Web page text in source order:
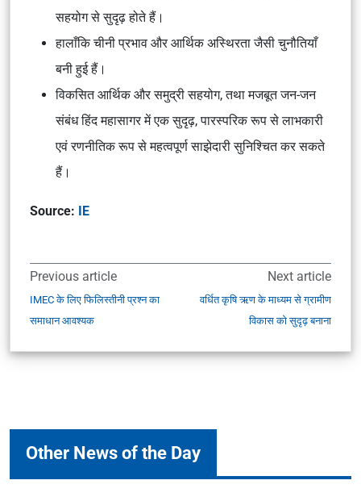
सहयोग से सुदृढ़ होते हैं।
हालाँकि चीनी प्रभाव और आर्थिक अस्थिरता जैसी चुनौतियाँ
बनी हुई हैं।
विकसित आर्थिक और समुद्री सहयोग, तथा मजबूत जन-जन
संबंध हिंद महासागर में एक सुदृढ़, पारस्परिक रूप से लाभकारी
एवं रणनीतिक रूप से महत्वपूर्ण साझेदारी सुनिश्चित कर सकते
हैं।
Source: IE
Previous article
IMEC के लिए फिलिस्तीनी प्रश्न का
समाधान आवश्यक
Next article
वर्धित कृषि ऋण के माध्यम से ग्रामीण
विकास को सुदृढ़ बनाना
Other News of the Day